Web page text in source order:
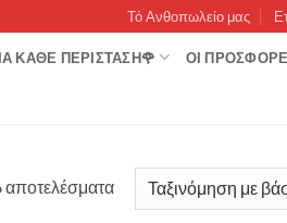
Τό Ανθοπωλείο μας
ΚΑΘΕ ΠΕΡΙΣΤΑΣΗ🌹 ΟΊ
αποτελέσματαSorted